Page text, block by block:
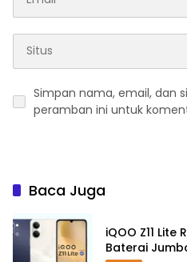
Simpan nama, email, dan
peramban ini untuk
Baca Juga
iQOO Z11
Baterai